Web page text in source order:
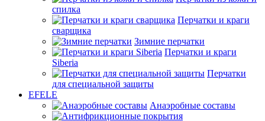
спилка
Перчатки и краги
сварщика
Зимние перчатки
Перчатки и краги
Siberia
Перчатки
для специальной защиты
EFELE
Анаэробные составы